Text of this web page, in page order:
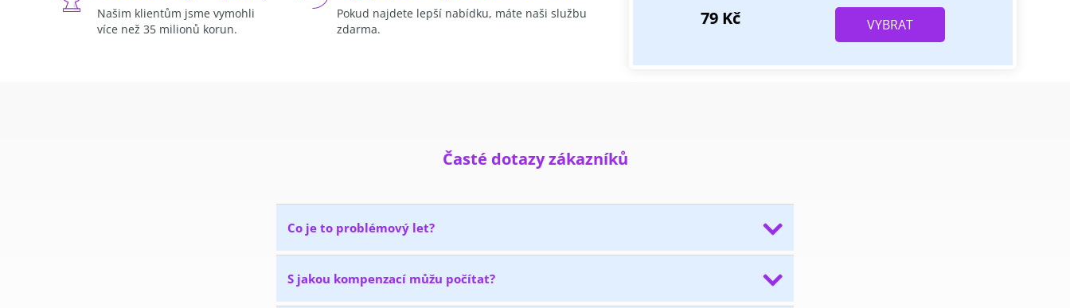
Našim klientům jsme vymohli
více než 35 milionů korun.
Pokud najdete lepší nabídku, máte naši službu
zdarma.
79 Kč
Časté dotazy zákazníků
Co je to problémový let?
S jakou kompenzací můžu počítat?